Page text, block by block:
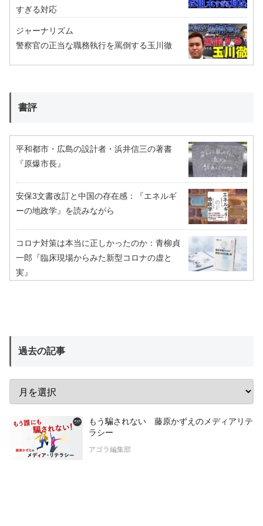
すぎる対応
ジャーナリズム
警察官の正当な職務執行を罵倒する玉川徹
書評
平和都市・広島の設計者・浜井信三の著書
『原爆市長』
安保3文書改訂と中国の存在感：『エネルギ
ーの地政学』を読みながら
コロナ対策は本当に正しかったのか：青柳貞
一郎『臨床現場からみた新型コロナの虚と
実』
過去の記事
もう騙されない 藤原かずえのメディアリテ
ラシー
アゴラ編集部